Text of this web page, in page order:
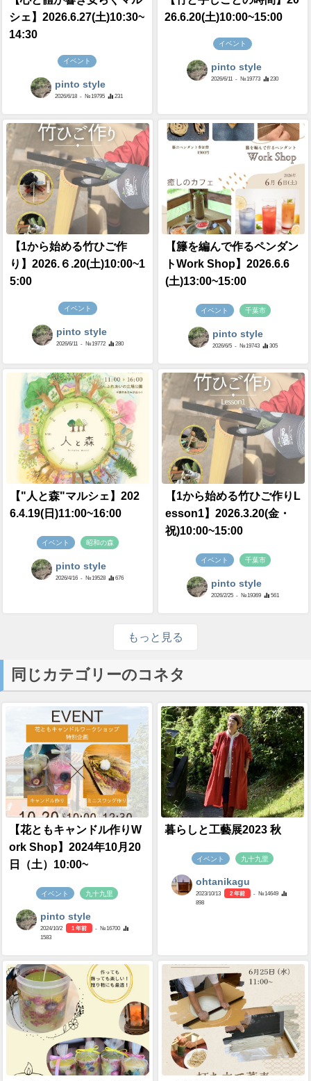
シェ】2026.6.27(土)10:30~
14:30
イベント
pinto style
2026/6/18 - №19795 231
26.6.20(土)10:00~15:00
イベント
pinto style
2026/6/11 - №19773 230
【1から始める竹ひご作
り】2026.６.20(土)10:00~1
5:00
イベント
pinto style
2026/6/11 - №19772 280
【籐を編んで作るペンダン
トWork Shop】2026.6.6
(土)13:00~15:00
イベント 千葉市
pinto style
2026/6/5 - №19743 305
【"人と森"マルシェ】202
6.4.19(日)11:00~16:00
イベント 昭和の森
pinto style
2026/4/16 - №19528 676
【1から始める竹ひご作りL
esson1】2026.3.20(金・
祝)10:00~15:00
イベント 千葉市
pinto style
2026/2/25 - №19369 561
もっと見る
同じカテゴリーのコネタ
【花ともキャンドル作りW
ork Shop】2024年10月20
日（土）10:00~
イベント 九十九里
pinto style
2024/10/2 1 年前
- №16700
1583
暮らしと工藝展2023 秋
イベント 九十九里
ohtanikagu
2023/10/13 2 年前
- №14649
898